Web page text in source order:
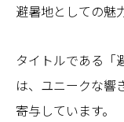
避暑地としての魅
タイトルである「
は、ユニークな響
寄与しています。